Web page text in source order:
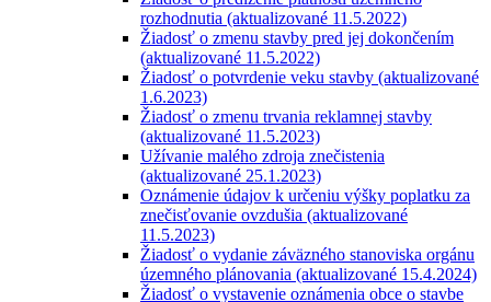
rozhodnutia (aktualizované 11.5.2022)
Žiadosť o zmenu stavby pred jej dokončením
(aktualizované 11.5.2022)
Žiadosť o potvrdenie veku stavby (aktualizované
1.6.2023)
Žiadosť o zmenu trvania reklamnej stavby
(aktualizované 11.5.2023)
Užívanie malého zdroja znečistenia
(aktualizované 25.1.2023)
Oznámenie údajov k určeniu výšky poplatku za
znečisťovanie ovzdušia (aktualizované
11.5.2023)
Žiadosť o vydanie záväzného stanoviska orgánu
územného plánovania (aktualizované 15.4.2024)
Žiadosť o vystavenie oznámenia obce o stavbe